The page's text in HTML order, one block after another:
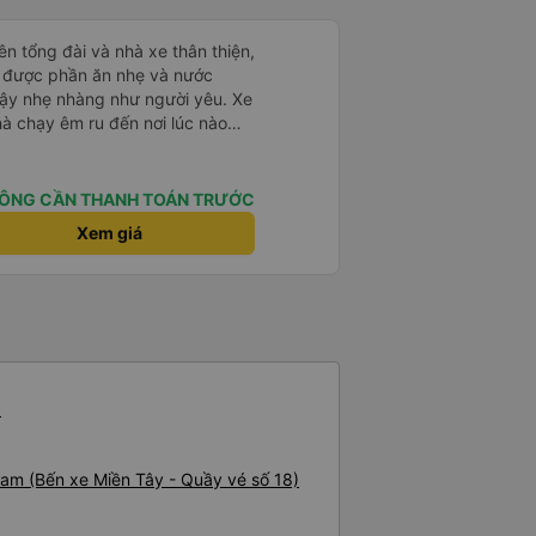
tổng đài và nhà xe thân thiện,
phần ăn nhẹ và nước
nhẹ nhàng như người yêu. Xe
chạy êm ru đến nơi lúc nào
meals and drinks. When the
us up as they were waking
and planning to take
CẦN THANH TOÁN TRƯỚC
Xem giá
(Bến xe Miền Tây - Quầy vé số 18)